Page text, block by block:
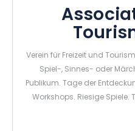
Verein für Freizeit und
Spiel-, Sinnes- oder
Publikum. Tage der
Workshops. Riesige Spiele.